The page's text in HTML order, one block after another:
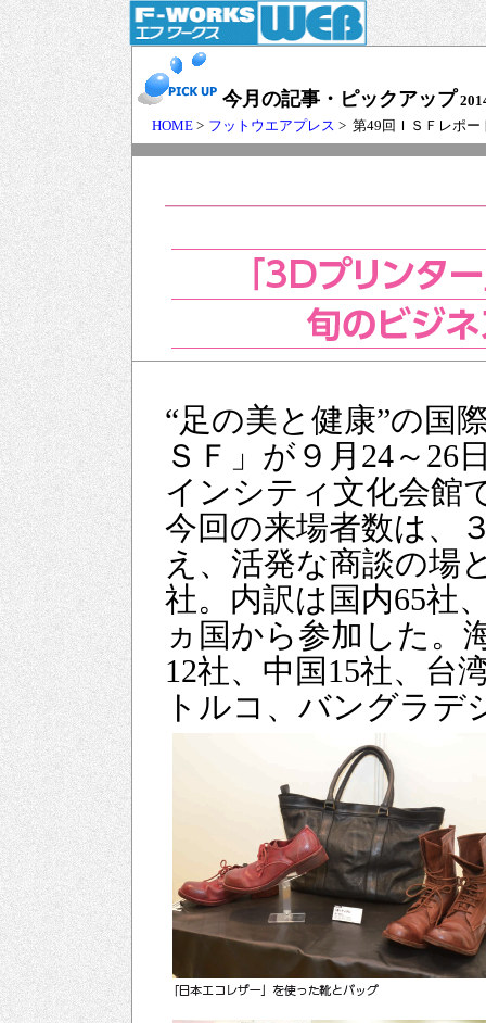
今月の記事・ピックアップ
HOME > フットウエアプレス > 第49回ＩＳＦレポー
“足の美と健康”の国
ＳＦ」が９月24～26
インシティ文化会館
今回の来場者数は、
え、活発な商談の場
社。内訳は国内65社
ヵ国から参加した。
12社、中国15社、台
トルコ、バングラデ